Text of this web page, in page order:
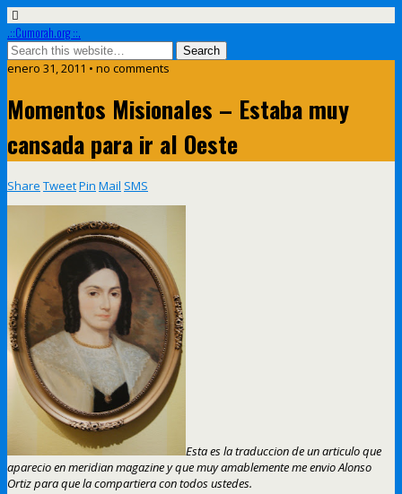
.::Cumorah.org ::.
enero 31, 2011 • no comments
Momentos Misionales – Estaba muy
cansada para ir al Oeste
Share TweetPin Mail SMS
Esta es la traduccion de un articulo que
aparecio en meridian magazine y que muy amablemente me envio Alonso
Ortiz para que la compartiera con todos ustedes.